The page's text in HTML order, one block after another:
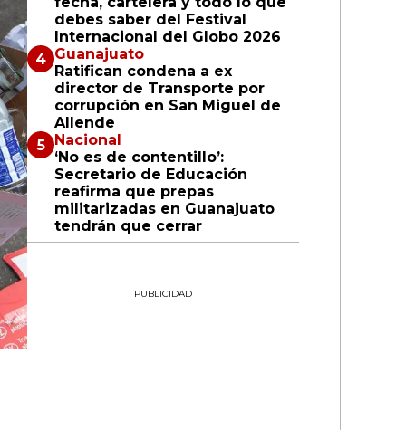
debes saber del Festival
Internacional del Globo 2026
Guanajuato
Ratifican condena a ex
director de Transporte por
corrupción en San Miguel de
Allende
Nacional
‘No es de contentillo’:
Secretario de Educación
reafirma que prepas
militarizadas en Guanajuato
tendrán que cerrar
PUBLICIDAD